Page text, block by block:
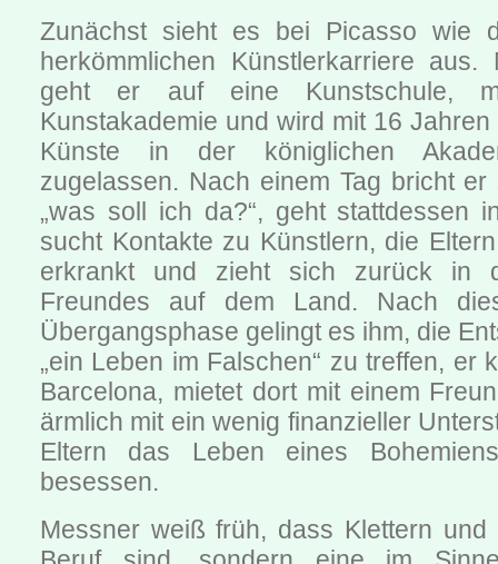
Zunächst sieht es bei Picasso wie
herkömmlichen Künstlerkarriere
geht er auf eine Kunstschule,
Kunstakademie und wird mit 16
Künste in der königlichen
zugelassen. Nach einem Tag bricht
„was soll ich da?“, geht stattdessen
sucht Kontakte zu Künstlern, die
erkrankt und zieht sich zurück in
Freundes auf dem Land. Nach
Übergangsphase gelingt es ihm, die
„ein Leben im Falschen“ zu treffen, er
Barcelona, mietet dort mit einem
ärmlich mit ein wenig finanzieller
Eltern das Leben eines
besessen.
Messner weiß früh, dass Klettern und